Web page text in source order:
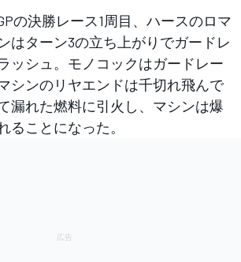
の決勝レース1周目、ハースのロマ
はターン3の立ち上がりでガードレ
ッシュ。モノコックはガードレー
シンのリヤエンドは千切れ飛んで
漏れた燃料に引火し、マシンは爆
ることになった。